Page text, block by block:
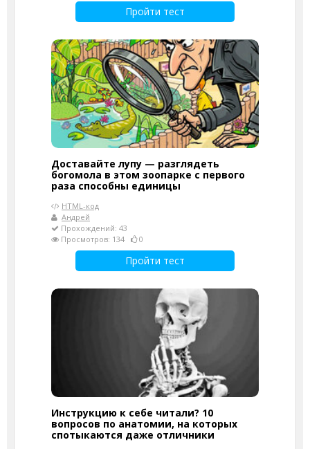
Пройти тест
Доставайте лупу — разглядеть
богомола в этом зоопарке с первого
раза способны единицы
HTML-код
Андрей
Прохождений: 43
Просмотров: 134
0
Пройти тест
Инструкцию к себе читали? 10
вопросов по анатомии, на которых
спотыкаются даже отличники